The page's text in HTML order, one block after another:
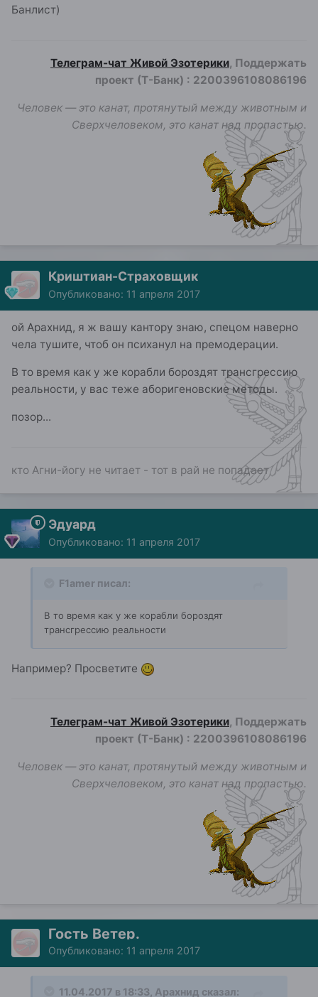
Банлист)
Телеграм-чат Живой Эзотерики, Поддержать
проект (Т-Банк) : 2200396108086196
Человек — это канат, протянутый между животным и
Сверхчеловеком, это канат над пропастью.
Криштиан-Страховщик
Опубликовано: 11 апреля 2017
ой Арахнид, я ж вашу кантору знаю, спецом наверно
чела тушите, чтоб он психанул на премодерации.
В то время как у же корабли бороздят трансгрессию
реальности, у вас теже аборигеновские методы.
позор...
кто Агни-йогу не читает - тот в рай не попадает
Эдуард
Опубликовано: 11 апреля 2017
F1amer писал:
В то время как у же корабли бороздят
трансгрессию реальности
Например? Просветите
Телеграм-чат Живой Эзотерики, Поддержать
проект (Т-Банк) : 2200396108086196
Человек — это канат, протянутый между животным и
Сверхчеловеком, это канат над пропастью.
Гость Ветер.
Опубликовано: 11 апреля 2017
11.04.2017 в 18:33, Арахнид сказал: